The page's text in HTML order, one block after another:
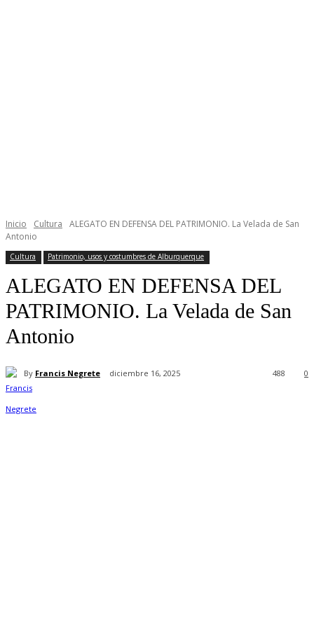
Inicio Cultura
ALEGATO EN DEFENSA DEL PATRIMONIO. La Velada de San
Antonio
Cultura Patrimonio, usos y costumbres de Alburquerque
ALEGATO EN DEFENSA DEL
PATRIMONIO. La Velada de San
Antonio
By Francis Negrete diciembre 16, 2025 0
488